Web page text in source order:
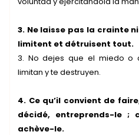
3. Ne laisse pas la crainte
limitent et détruisent tout.
3. No dejes que el miedo o
limitan y te destruyen.
4. Ce qu’il convient de
décidé, entreprends-le ;
achève-le.